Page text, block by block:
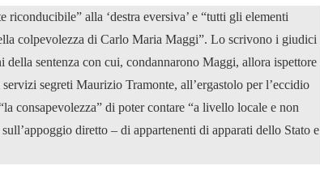
alla ‘destra eversiva’ e “tutti gli elementi
colpevolezza di Carlo Maria Maggi”. Lo scrivono i giudici
sentenza con cui, condannarono Maggi, allora ispettore
segreti Maurizio Tramonte, all’ergastolo per l’eccidio
consapevolezza” di poter contare “a livello locale e non
diretto – di appartenenti di apparati dello Stato e